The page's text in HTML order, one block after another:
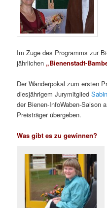
Im Zuge des Programms zur
jährlichen „Bienenstadt-
Der Wanderpokal zum ersten
diesjährigem Jurymitglied
der Bienen-InfoWaben-Saison
Preisträger übergeben.
Was gibt es zu gewinnen?